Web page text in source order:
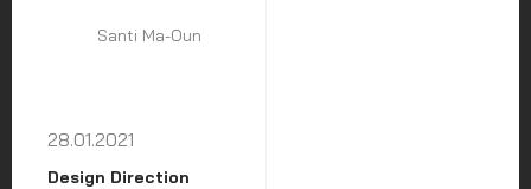
Santi Ma-Oun
28.01.2021
Design Direction